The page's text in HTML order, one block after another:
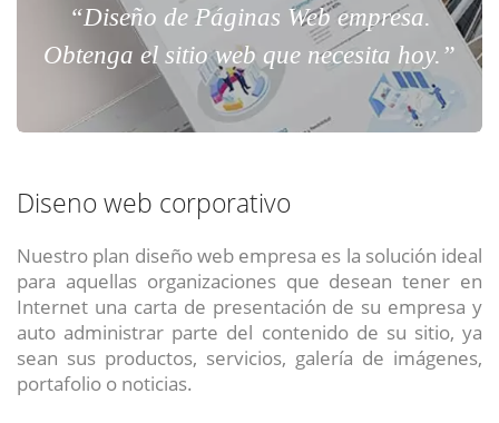
“Diseño de Páginas Web empresa.
Obtenga el sitio web que necesita hoy.”
Diseno web corporativo
Nuestro plan diseño web empresa es la solución ideal
para aquellas organizaciones que desean tener en
Internet una carta de presentación de su empresa y
auto administrar parte del contenido de su sitio, ya
sean sus productos, servicios, galería de imágenes,
portafolio o noticias.